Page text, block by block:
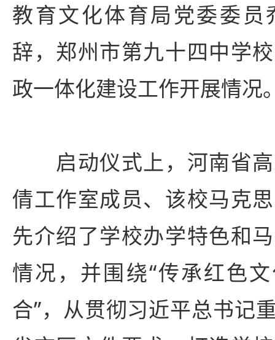
教育文化体育局党委委员
辞，郑州市第九十四中学
政一体化建设工作开展情况
启动仪式上，河南省高
倩工作室成员、该校马克
先介绍了学校办学特色和
情况，并围绕“传承红色
合”，从贯彻习近平总书记